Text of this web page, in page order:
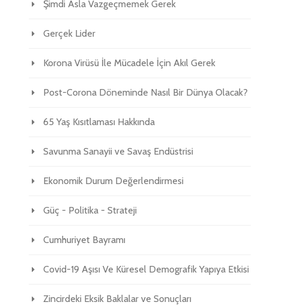
Şimdi Asla Vazgeçmemek Gerek
Gerçek Lider
Korona Virüsü İle Mücadele İçin Akıl Gerek
Post-Corona Döneminde Nasıl Bir Dünya Olacak?
65 Yaş Kısıtlaması Hakkında
Savunma Sanayii ve Savaş Endüstrisi
Ekonomik Durum Değerlendirmesi
Güç - Politika - Strateji
Cumhuriyet Bayramı
Covid-19 Aşısı Ve Küresel Demografik Yapıya Etkisi
Zincirdeki Eksik Baklalar ve Sonuçları